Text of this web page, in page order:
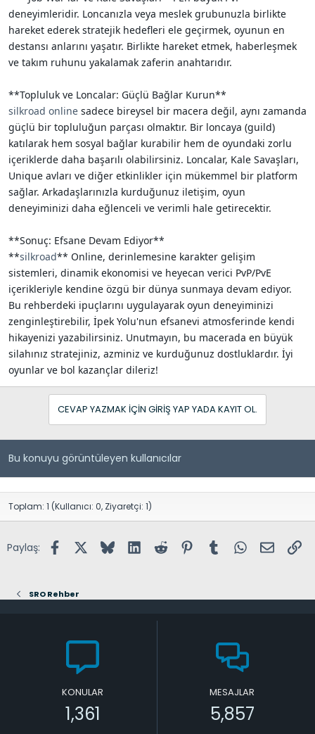
deneyimleridir. Loncanızla veya meslek grubunuzla birlikte
hareket ederek stratejik hedefleri ele geçirmek, oyunun en
destansı anlarını yaşatır. Birlikte hareket etmek, haberleşmek
ve takım ruhunu yakalamak zaferin anahtarıdır.
**Topluluk ve Loncalar: Güçlü Bağlar Kurun**
silkroad online sadece bireysel bir macera değil, aynı zamanda
güçlü bir topluluğun parçası olmaktır. Bir loncaya (guild)
katılarak hem sosyal bağlar kurabilir hem de oyundaki zorlu
içeriklerde daha başarılı olabilirsiniz. Loncalar, Kale Savaşları,
Unique avları ve diğer etkinlikler için mükemmel bir platform
sağlar. Arkadaşlarınızla kurduğunuz iletişim, oyun
deneyiminizi daha eğlenceli ve verimli hale getirecektir.
**Sonuç: Efsane Devam Ediyor**
**silkroad** Online, derinlemesine karakter gelişim
sistemleri, dinamik ekonomisi ve heyecan verici PvP/PvE
içerikleriyle kendine özgü bir dünya sunmaya devam ediyor.
Bu rehberdeki ipuçlarını uygulayarak oyun deneyiminizi
zenginleştirebilir, İpek Yolu'nun efsanevi atmosferinde kendi
hikayenizi yazabilirsiniz. Unutmayın, bu macerada en büyük
silahınız stratejiniz, azminiz ve kurduğunuz dostluklardır. İyi
oyunlar ve bol kazançlar dileriz!
CEVAP YAZMAK IÇIN GIRIŞ YAP YADA KAYIT OL.
Bu konuyu görüntüleyen kullanıcılar
Toplam: 1 (Kullanıcı: 0, Ziyaretçi: 1)
Paylaş: FacebookX (Twitter)
BlueskyLinkedInReddit PinterestTumblr WhatsApp
E-posta
SRO Rehber
KONULAR
1,361
MESAJLAR
5,857